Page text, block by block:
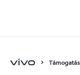
Támogatás